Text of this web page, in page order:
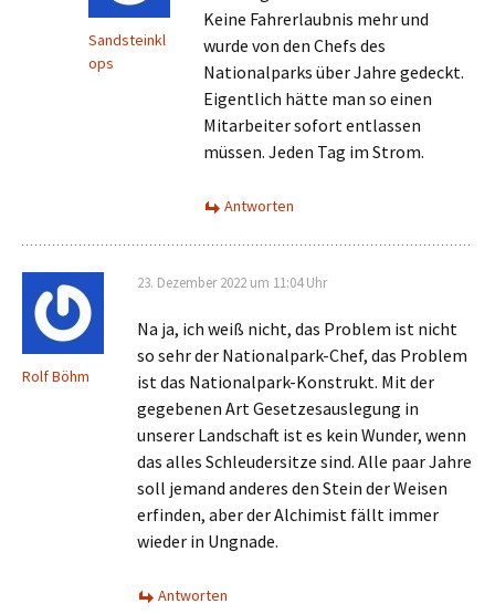
Sandsteinkl
ops
Keine Fahrerlaubnis mehr und
wurde von den Chefs des
Nationalparks über Jahre gedeckt.
Eigentlich hätte man so einen
Mitarbeiter sofort entlassen
müssen. Jeden Tag im Strom.
Antworten
Rolf Böhm
23. Dezember 2022 um 11:04 Uhr
Na ja, ich weiß nicht, das Problem ist nicht
so sehr der Nationalpark-Chef, das Problem
ist das Nationalpark-Konstrukt. Mit der
gegebenen Art Gesetzesauslegung in
unserer Landschaft ist es kein Wunder, wenn
das alles Schleudersitze sind. Alle paar Jahre
soll jemand anderes den Stein der Weisen
erfinden, aber der Alchimist fällt immer
wieder in Ungnade.
Antworten